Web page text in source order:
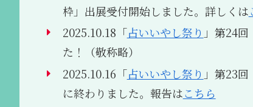
枠」出展受付開始しました。詳しくは
2025.10.18「占いいやし祭り 」第24回
た！（敬称略）
2025.10.16「占いいやし祭り 」第23
に終わりました。報告はこちら